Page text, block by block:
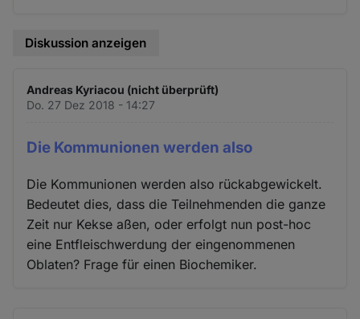
Diskussion anzeigen
Andreas Kyriacou (nicht überprüft)
Do. 27 Dez 2018 - 14:27
Die Kommunionen werden also
Die Kommunionen werden also rückabgewickelt.
Bedeutet dies, dass die Teilnehmenden die ganze
Zeit nur Kekse aßen, oder erfolgt nun post-hoc
eine Entfleischwerdung der eingenommenen
Oblaten? Frage für einen Biochemiker.